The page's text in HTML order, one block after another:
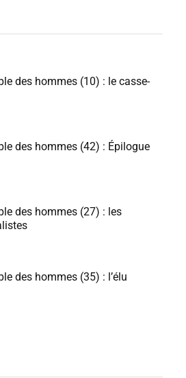
des hommes (10) : le casse-
des hommes (42) : Épilogue
des hommes (27) : les
des hommes (35) : l’élu